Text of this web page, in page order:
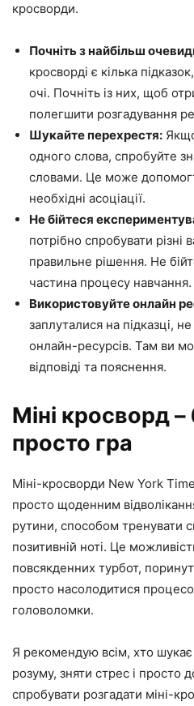
кросворди.
Почніть з найбільш
кросворді є кілька
очі. Почніть із них, щоб
полегшити розгадування
Шукайте перехрестя:
одного слова, спробуйте
словами. Це може
необхідні асоціації.
Не бійтеся
потрібно спробувати різні
правильне рішення. Не
частина процесу навчання.
Використовуйте онлайн
заплуталися на підказці,
онлайн-ресурсів. Там ви
відповіді та пояснення.
Міні кросворд –
просто гра
Міні-кросворди New York
просто щоденним
рутини, способом тренувати
позитивній ноті. Це
повсякденних турбот,
просто насолодитися
головоломки.
Я рекомендую всім, хто шукає
розуму, зняти стрес і просто
спробувати розгадати міні-